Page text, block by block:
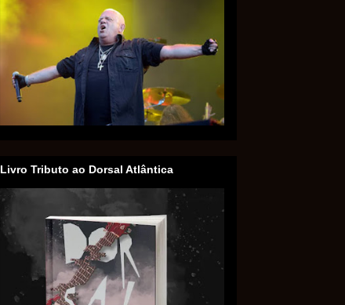
Livro Tributo ao Dorsal Atlântica